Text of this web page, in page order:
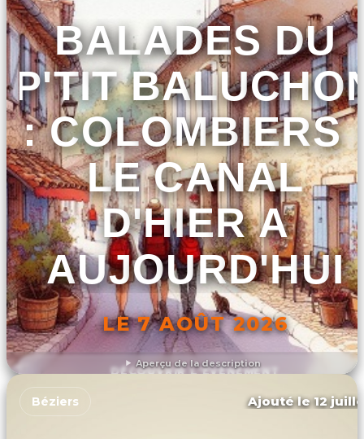
Aperçu de la description
BALADES DU
P'TIT
: COLOMBIERS
LE CANAL
D'HIER A
AUJOURD'HUI
LE 7 AOÛT 2026
DÉCOUVRIR L'ÉVÉNEMENT
Béziers Ajouté le 12